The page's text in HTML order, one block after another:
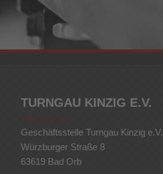
TURNGAU KINZIG E.V.
Geschäftsstelle Turngau Kinzig e.V.
Würzburger Straße 8
63619 Bad Orb